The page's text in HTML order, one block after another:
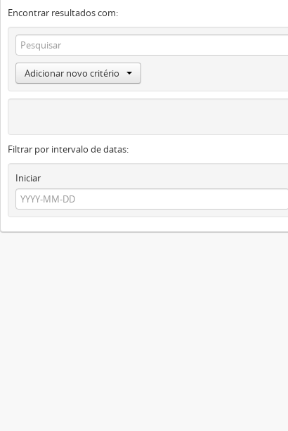
Encontrar resultados com:
Adicionar novo critério
Filtrar por intervalo de datas:
Iniciar